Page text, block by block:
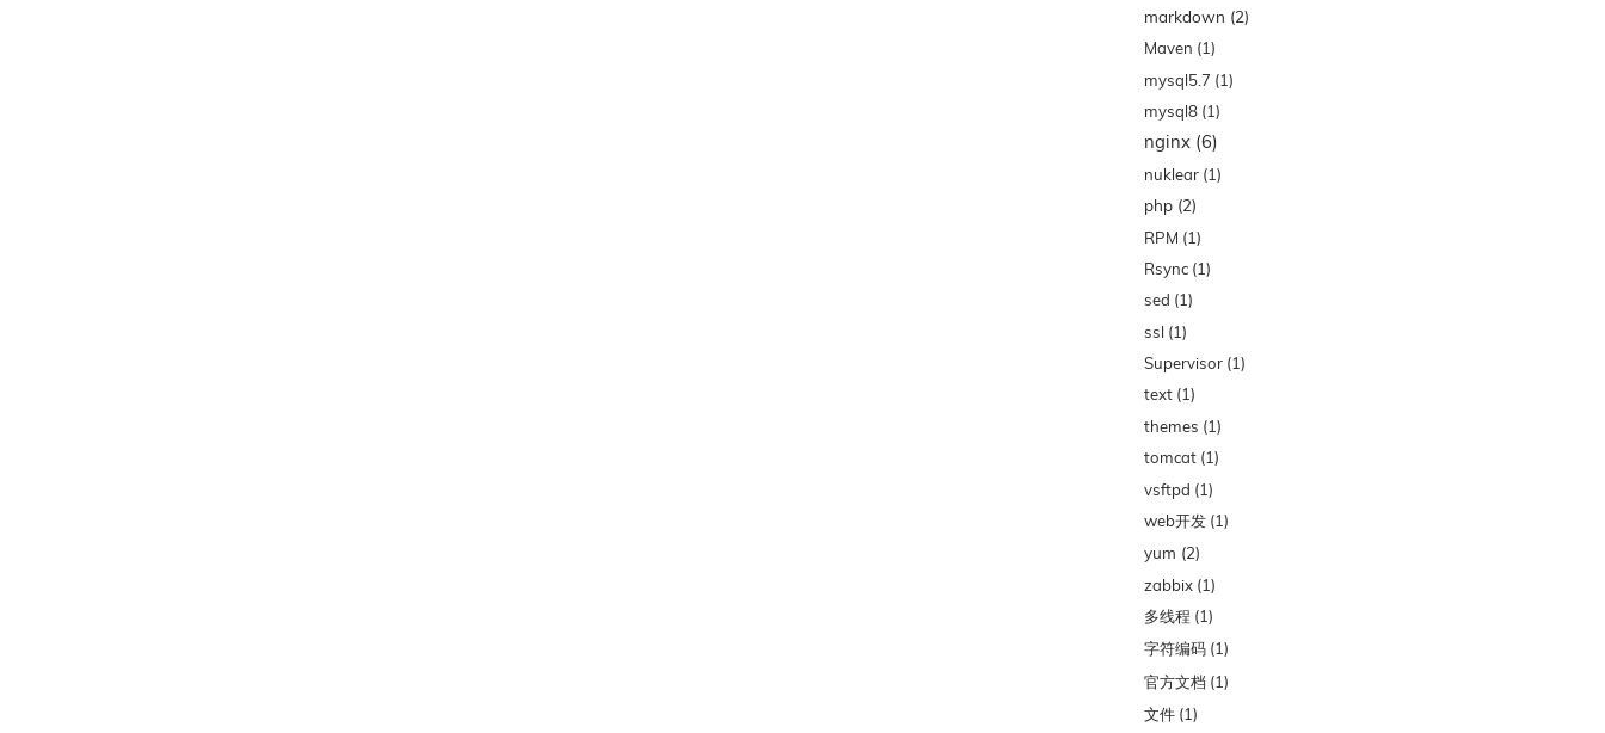
markdown (2)
Maven (1)
mysql5.7 (1)
mysql8 (1)
nginx (6)
nuklear (1)
php (2)
RPM (1)
Rsync (1)
sed (1)
ssl (1)
Supervisor (1)
text (1)
themes (1)
tomcat (1)
vsftpd (1)
web开发 (1)
yum (2)
zabbix (1)
多线程 (1)
字符编码 (1)
官方文档 (1)
文件 (1)